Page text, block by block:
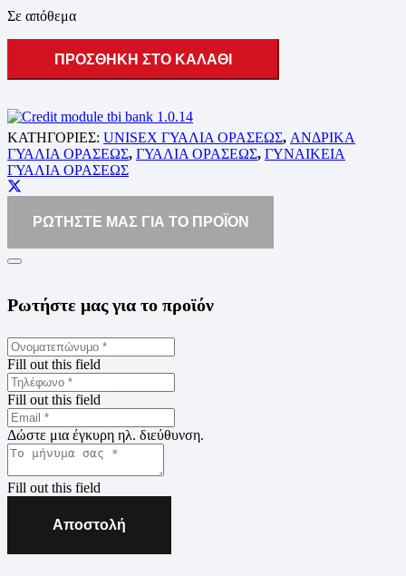
Σε απόθεμα
ΠΡΟΣΘΗΚΗ ΣΤΟ ΚΑΛΑΘΙ
ΚΑΤΗΓΟΡΙΕΣ: UNISEX ΓΥΑΛΙΑ ΟΡΑΣΕΩΣ, ΑΝΔΡΙΚΑ
ΓΥΑΛΙΑ ΟΡΑΣΕΩΣ, ΓΥΑΛΙΑ ΟΡΑΣΕΩΣ, ΓΥΝΑΙΚΕΙΑ
ΓΥΑΛΙΑ ΟΡΑΣΕΩΣ
ΡΩΤΗΣΤΕ ΜΑΣ ΓΙΑ ΤΟ ΠΡΟΪΟΝ
Ρωτήστε μας για το προϊόν
Fill out this field
Fill out this field
Δώστε μια έγκυρη ηλ. διεύθυνση.
Fill out this field
Αποστολή